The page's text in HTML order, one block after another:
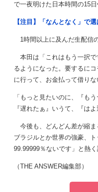
で一夜明けた日本時間の15
【注目】「なんとなく」で
1時間以上に及んだ生配信
本田は「これはもう一択で
るようになった。要するに
に行って、お金払って借り
「もっと見たいのに、『も
『遅れたぁ』いうて、『は
今後も、どんどん差が縮ま
ブラジルとか世界の強豪、
99.99999％ないです」と熱く
（THE ANSWER編集部）